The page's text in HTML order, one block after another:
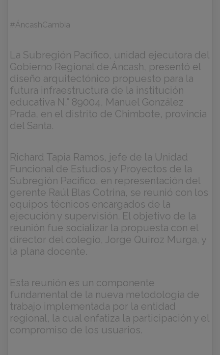
#ÁncashCambia
La Subregión Pacífico, unidad ejecutora del
Gobierno Regional de Áncash, presentó el
diseño arquitectónico propuesto para la
futura infraestructura de la institución
educativa N.° 89004, Manuel González
Prada, en el distrito de Chimbote, provincia
del Santa.
Richard Tapia Ramos, jefe de la Unidad
Funcional de Estudios y Proyectos de la
Subregión Pacífico, en representación del
gerente Raúl Blas Cotrina, se reunió con los
equipos técnicos encargados de la
ejecución y supervisión. El objetivo de la
reunión fue socializar la propuesta con el
director del colegio, Jorge Quiroz Murga, y
la plana docente.
Esta reunión es un componente
fundamental de la nueva metodología de
trabajo implementada por la entidad
regional, la cual enfatiza la participación y el
compromiso de los usuarios.